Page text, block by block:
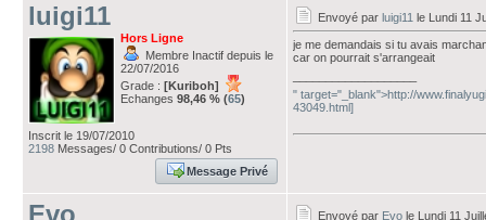
luigi11
Hors Ligne
Membre Inactif depuis le
22/07/2016
Grade : [Kuriboh]
Echanges 98,46 % (65)
Inscrit le 19/07/2010
2198 Messages/ 0 Contributions/ 0 Pts
Message Privé
Envoyé par luigi11 le Lundi 11
je me demandais si tu avais
car on pourrait s'arrangeait
" target="_blank">http://
43049.html]
Evo Envoyé par Evo le Lundi 11